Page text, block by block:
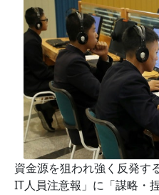
資金源を狙われ強く反発す
IT人員注意報」に「謀略・捏